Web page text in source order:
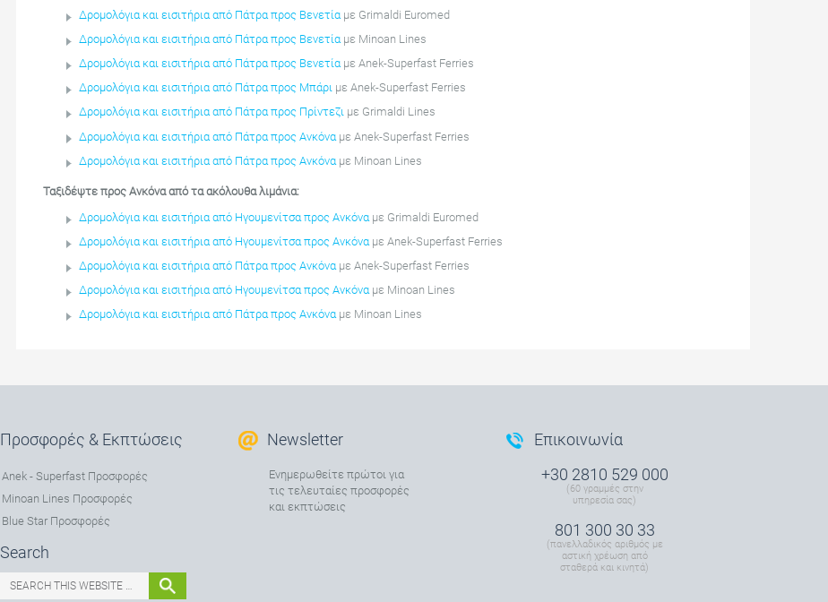
Δρομολόγια και εισιτήρια από Πάτρα προς Βενετίαμε Grimaldi Euromed
Δρομολόγια και εισιτήρια από Πάτρα προς Βενετίαμε Minoan Lines
Δρομολόγια και εισιτήρια από Πάτρα προς Βενετίαμε Anek-Superfast Ferries
Δρομολόγια και εισιτήρια από Πάτρα προς Μπάρι με Anek-Superfast Ferries
Δρομολόγια και εισιτήρια από Πάτρα προς Πρίντεζι με Grimaldi Lines
Δρομολόγια και εισιτήρια από Πάτρα προς Ανκόνα με Anek-Superfast Ferries
Δρομολόγια και εισιτήρια από Πάτρα προς Ανκόνα με Minoan Lines
Ταξιδέψτε προς Ανκόνα από τα ακόλουθα λιμάνια:
Δρομολόγια και εισιτήρια από Ηγουμενίτσα προς Ανκόνα με Grimaldi Euromed
Δρομολόγια και εισιτήρια από Ηγουμενίτσα προς Ανκόνα με Anek-Superfast Ferries
Δρομολόγια και εισιτήρια από Πάτρα προς Ανκόνα με Anek-Superfast Ferries
Δρομολόγια και εισιτήρια από Ηγουμενίτσα προς Ανκόναμε Minoan Lines
Δρομολόγια και εισιτήρια από Πάτρα προς Ανκόναμε Minoan Lines
Προσφορές & Εκπτώσεις
Anek - Superfast Προσφορές
Minoan Lines Προσφορές
Blue Star Προσφορές
Search
Newsletter
Ενημερωθείτε πρώτοι για
τις τελευταίες προσφορές
και εκπτώσεις
Επικοινωνία
+30 2810 529 000
(60 γραμμές στην
υπηρεσία σας)
801 300 30 33
(πανελλαδικός αριθμός με
αστική χρέωση από
σταθερά και κινητά)